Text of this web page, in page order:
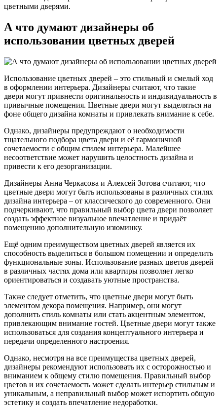
цветными дверями.
А что думают дизайнеры об
использовании цветных дверей
Использование цветных дверей – это стильный и смелый ход
в оформлении интерьера. Дизайнеры считают, что такие
двери могут привнести оригинальность и индивидуальность в
привычные помещения. Цветные двери могут выделяться на
фоне общего дизайна комнаты и привлекать внимание к себе.
Однако, дизайнеры предупреждают о необходимости
тщательного подбора цвета двери и её гармоничной
сочетаемости с общим стилем интерьера. Малейшее
несоответствие может нарушить целостность дизайна и
привести к его дезорганизации.
Дизайнеры Анна Черкасова и Алексей Зотова считают, что
цветные двери могут быть использованы в различных стилях
дизайна интерьера – от классического до современного. Они
подчеркивают, что правильный выбор цвета двери позволяет
создать эффектное визуальное впечатление и придаёт
помещению дополнительную изюминку.
Ещё одним преимуществом цветных дверей является их
способность выделиться в большом помещении и определить
функциональные зоны. Использование разных цветов дверей
в различных частях дома или квартиры позволяет легко
ориентироваться и создавать уютные пространства.
Также следует отметить, что цветные двери могут быть
элементом декора помещения. Например, они могут
дополнить стиль комнаты или стать акцентным элементом,
привлекающим внимание гостей. Цветные двери могут также
использоваться для создания концептуального интерьера и
передачи определенного настроения.
Однако, несмотря на все преимущества цветных дверей,
дизайнеры рекомендуют использовать их с осторожностью и
вниманием к общему стилю помещения. Правильный выбор
цветов и их сочетаемость может сделать интерьер стильным и
уникальным, а неправильный выбор может испортить общую
эстетику и создать впечатление недоработки.